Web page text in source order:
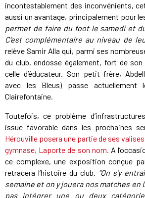
incontestablement des inconvénients,
aussi un avantage, principalement pour
permet de faire du foot le samedi et
C’est complémentaire au niveau de
relève Samir Alla qui, parmi ses
du club, endosse également, fort de
celle d’éducateur. Son petit frère,
avec les Bleus) passe actuellement
Clairefontaine.
Toutefois, ce problème
issue favorable dans les prochaines
Hérouville posera une partie de ses
gymnase, Laporte de son nom. A
ce complexe, une exposition conçue
retracera l’histoire du club. "On s’y
semaine et on y jouera nos matches en
pas intégrer une ou deux